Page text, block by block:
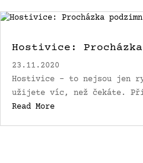
Hostivice: Procházka
23.11.2020
Hostivice – to nejsou jen
užijete víc, než čekáte.
Read More